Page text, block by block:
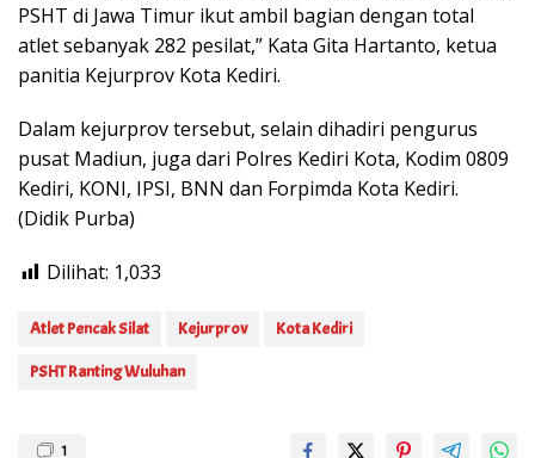
PSHT di Jawa Timur ikut ambil bagian dengan total
atlet sebanyak 282 pesilat,” Kata Gita Hartanto, ketua
panitia Kejurprov Kota Kediri.
Dalam kejurprov tersebut, selain dihadiri pengurus
pusat Madiun, juga dari Polres Kediri Kota, Kodim 0809
Kediri, KONI, IPSI, BNN dan Forpimda Kota Kediri.
(Didik Purba)
Dilihat: 1,033
Atlet Pencak Silat Kejurprov Kota Kediri
PSHT Ranting Wuluhan
1